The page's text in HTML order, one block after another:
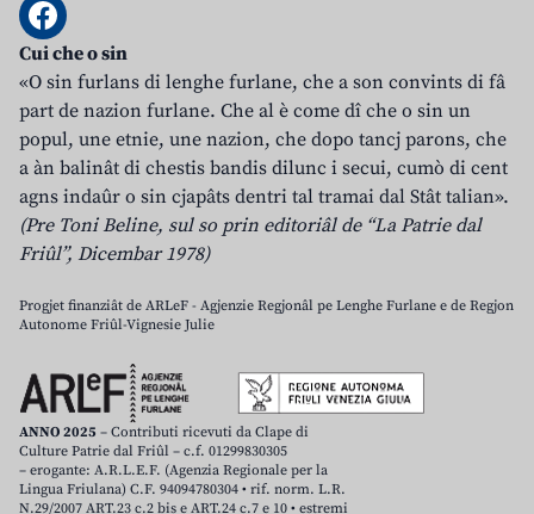
Cui che o sin
«O sin furlans di lenghe furlane, che a son convints di fâ
part de nazion furlane. Che al è come dî che o sin un
popul, une etnie, une nazion, che dopo tancj parons, che
a àn balinât di chestis bandis dilunc i secui, cumò di cent
agns indaûr o sin cjapâts dentri tal tramai dal Stât talian».
(Pre Toni Beline, sul so prin editoriâl de “La Patrie dal
Friûl”, Dicembar 1978)
Progjet finanziât de ARLeF - Agjenzie Regjonâl pe Lenghe Furlane e de Regjon
Autonome Friûl-Vignesie Julie
ANNO 2025 – Contributi ricevuti da Clape di
Culture Patrie dal Friûl – c.f. 01299830305
– erogante: A.R.L.E.F. (Agenzia Regionale per la
Lingua Friulana) C.F. 94094780304 • rif. norm. L.R.
N.29/2007 ART.23 c.2 bis e ART.24 c.7 e 10 • estremi